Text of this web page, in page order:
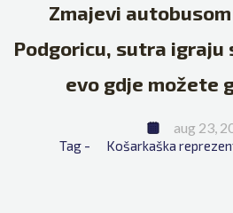
Zmajevi
Podgoricu, sutra igraju
evo gdje možete
aug 23,
Tag - Košarkaška